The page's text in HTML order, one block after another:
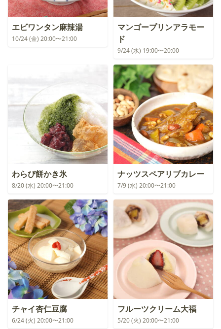
エビワンタン麻辣湯
10/24 (金) 20:00〜21:00
マンゴープリンアラモー
ド
9/24 (水) 19:00〜20:00
わらび餅かき氷
8/20 (水) 20:00〜21:00
ナッツスペアリブカレー
7/9 (水) 20:00〜21:00
チャイ杏仁豆腐
6/24 (火) 20:00〜21:00
フルーツクリーム大福
5/20 (火) 20:00〜21:00